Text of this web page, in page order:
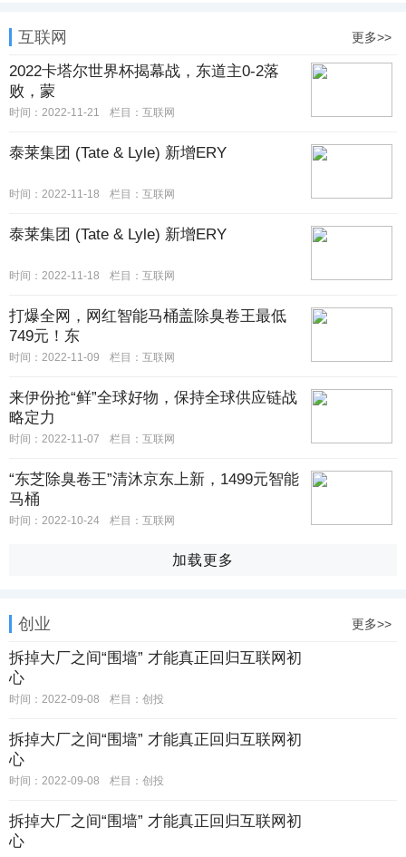
互联网 更多>>
2022卡塔尔世界杯揭幕战，东道主0-2落
败，蒙
时间：2022-11-21 栏目：互联网
泰莱集团 (Tate & Lyle) 新增ERY
时间：2022-11-18 栏目：互联网
泰莱集团 (Tate & Lyle) 新增ERY
时间：2022-11-18 栏目：互联网
打爆全网，网红智能马桶盖除臭卷王最低
749元！东
时间：2022-11-09 栏目：互联网
来伊份抢“鲜”全球好物，保持全球供应链战
略定力
时间：2022-11-07 栏目：互联网
“东芝除臭卷王”清沐京东上新，1499元智能
马桶
时间：2022-10-24 栏目：互联网
加载更多
创业 更多>>
拆掉大厂之间“围墙” 才能真正回归互联网初
心
时间：2022-09-08 栏目：创投
拆掉大厂之间“围墙” 才能真正回归互联网初
心
时间：2022-09-08 栏目：创投
拆掉大厂之间“围墙” 才能真正回归互联网初
心